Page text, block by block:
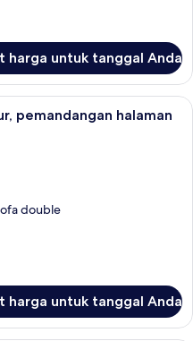
harga untuk tanggal Anda
Cottage Keluarga, 2 kamar tidur,
pemandangan halaman
double
harga untuk tanggal Anda